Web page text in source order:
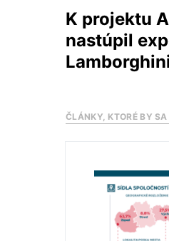
K projektu
nastúpil
ČLÁNKY, KTORÉ BY